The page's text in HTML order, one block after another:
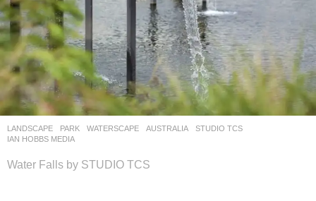
LANDSCAPE PARK ,WATERSCAPE AUSTRALIA
STUDIO TCS
IAN HOBBS MEDIA
Water Falls by STUDIO TCS